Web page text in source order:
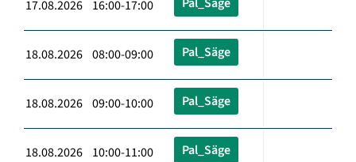
17.08.2026 16:00-17:00
18.08.2026 08:00-09:00 Pal_Säge
18.08.2026 09:00-10:00 Pal_Säge
18.08.2026 10:00-11:00 Pal_Säge